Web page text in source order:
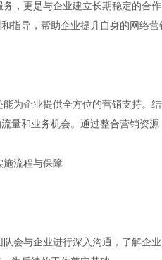
，更是与企业建立长期稳定的合
指导，帮助企业提升自身的网络营
为企业提供全方位的营销支持。
量和业务机会。通过整合营销资源
施流程与保障
会与企业进行深入沟通，了解企